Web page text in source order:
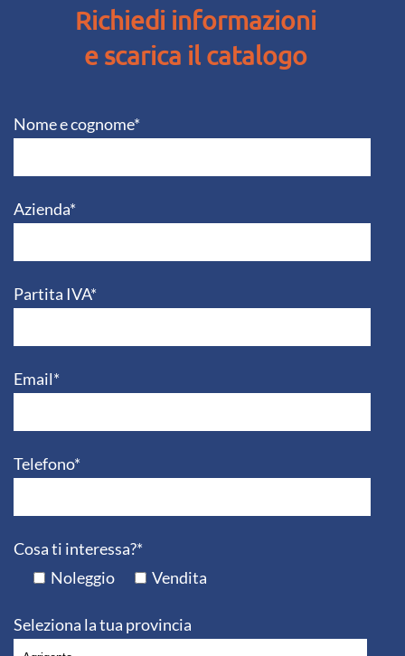
Richiedi informazioni
e scarica il catalogo
Nome e cognome*
Azienda*
Partita IVA*
Email*
Telefono*
Cosa ti interessa?*
Noleggio
Vendita
Seleziona la tua provincia